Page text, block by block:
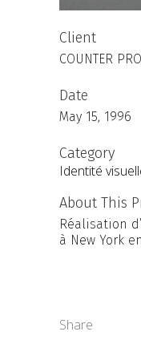
Client
COUNTER
Date
May 15, 1996
Category
Identité
About This
Réalisation
à New York
Share